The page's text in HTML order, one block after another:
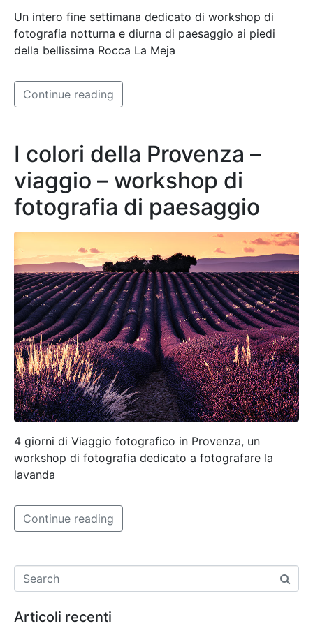
Un intero fine settimana dedicato di workshop di
fotografia notturna e diurna di paesaggio ai piedi
della bellissima Rocca La Meja
Continue reading
I colori della Provenza –
viaggio – workshop di
fotografia di paesaggio
4 giorni di Viaggio fotografico in Provenza, un
workshop di fotografia dedicato a fotografare la
lavanda
Continue reading
Articoli recenti